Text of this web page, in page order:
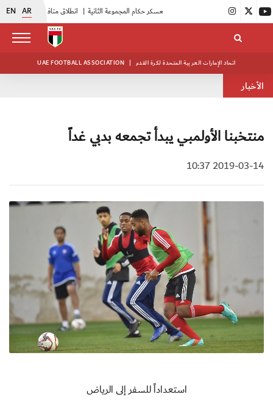
EN AR انطلاق منافسات بطولة النخبة لحرس الرئاسة | بدء فعاليات معسكر حكام المجموعة الثانية
UAE FOOTBALL ASSOCIATION | اتحاد الإمارات العربية المتحدة لكرة القدم
الأخبار
منتخبنا الأولمبي يبدأ تجمعه بدبي غداً
2019-03-14 10:37
استعداداً للسفر إلى الرياض